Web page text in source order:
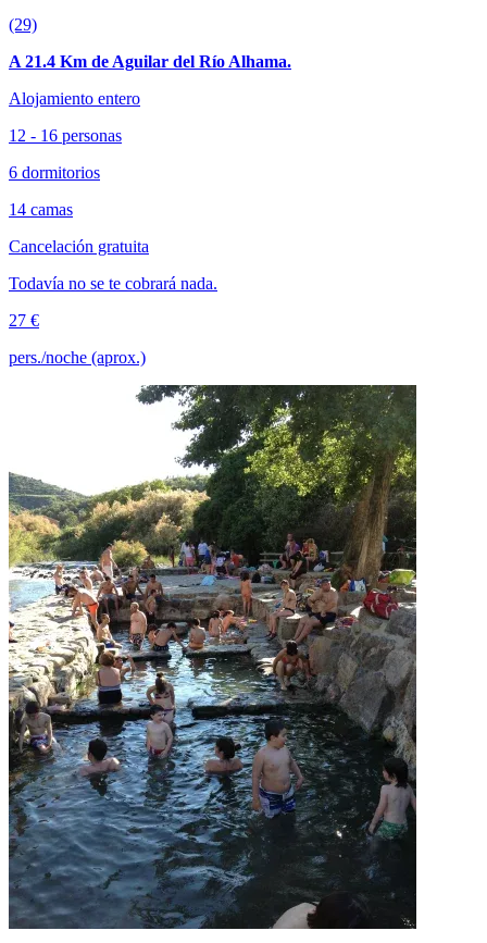
(29)
A 21.4 Km de Aguilar del Río Alhama.
Alojamiento entero
12 - 16 personas
6 dormitorios
14 camas
Cancelación gratuita
Todavía no se te cobrará nada.
27 €
pers./noche (aprox.)